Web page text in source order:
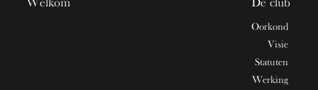
Oorkond
Visie
Statuten
Werking